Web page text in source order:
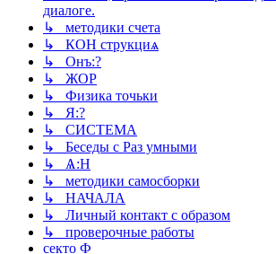
диалоге.
↳ методики счета
↳ КОН струкциѧ
↳ Онъ:?
↳ ЖОР
↳ Физика точьки
↳ Я:?
↳ СИСТЕМА
↳ Беседы с Раз умными
↳ Ѧ:Н
↳ методики самосборки
↳ НАЧАЛА
↳ Личный контакт с образом
↳ проверочные работы
секто Ф